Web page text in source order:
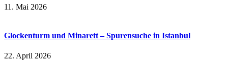
11. Mai 2026
Glockenturm und Minarett – Spurensuche in Istanbul
22. April 2026